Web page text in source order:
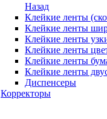
Назад
Клейкие ленты
Клейкие ленты
Клейкие ленты
Клейкие ленты
Клейкие ленты
Клейкие ленты
Диспенсеры
Корректоры